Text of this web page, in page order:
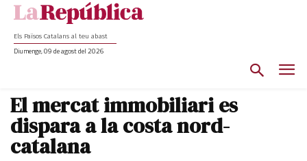
Els Països Catalans al teu abast
Diumenge, 09 de agost del 2026
El mercat immobiliari es
dispara a la costa nord-
catalana